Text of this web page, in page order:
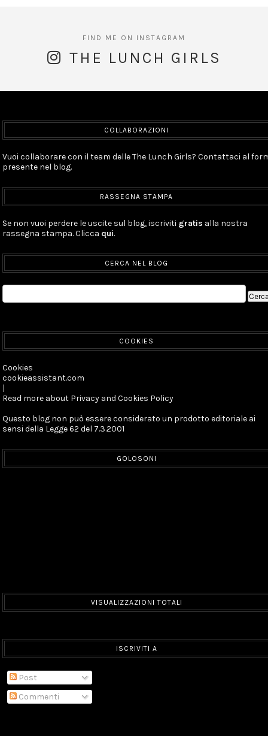
THE LUNCH GIRLS
COLLABORAZIONI
Vuoi collaborare con il team delle The Lunch Girls? Contattaci al
presente nel blog.
RASSEGNA STAMPA
Se non vuoi perdere le uscite sul blog, iscriviti gratis alla nostra
rassegna stampa. Clicca qui.
CERCA NEL BLOG
COOKIES
Cookies
cookieassistant.com
|
Read more about Privacy and Cookies Policy
Questo blog non può essere considerato un prodotto editoriale ai
sensi della Legge 62 del 7.3.2001
GOLOSONI
VISUALIZZAZIONI TOTALI
ISCRIVITI A
Post
Commenti